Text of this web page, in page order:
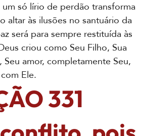
só lírio de perdão transforma
altar às ilusões no santuário da
será para sempre restituída às
criou como Seu Filho, Sua
Seu amor, completamente Seu,
Ele.
331